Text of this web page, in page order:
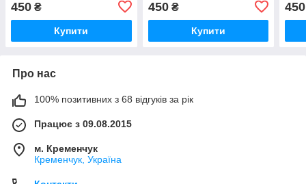
450 ₴
Купити
450₴
Купити
450
Про нас
100% позитивних з 68 відгуків за рік
Працює з 09.08.2015
м. Кременчук
Кременчук, Україна